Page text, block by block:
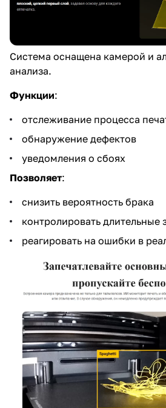
Система оснащена камерой и
анализа.
Функции:
отслеживание процесса
обнаружение дефектов
уведомления о сбоях
Позволяет:
снизить вероятность брака
контролировать длительные
реагировать на ошибки в